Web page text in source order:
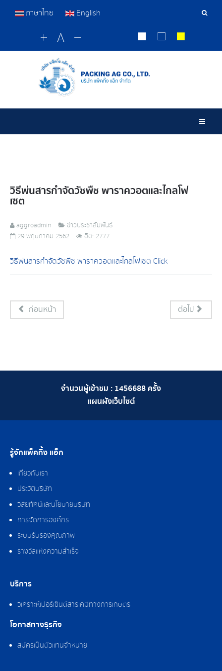
เครื่อ
ภาษาไทย English
วิธีพ่นสารกำจัดวัชพืช พาราควอตและไกลโฟ
เซต
aggroadmin
ข่าวประชาสัมพันธ์
29 พฤษภาคม 2562
ฮิต: 2777
วิธีพ่นสารกำจัดวัชพืช พาราควอตและไกลโฟเซต Click
ก่อนหน้า ต่อไป
จำนวนผู้เข้าชม : 1456688 ครั้ง
แผนผังเว็บไซต์
รู้จักแพ็คกิ้ง แอ็ก
เกี่ยวกับเรา
ประวัติบริษัท
วิสัยทัศน์และนโยบายบริษัท
การจัดการองค์กร
ระบบรับรองคุณภาพ
รางวัลแห่งความสำเร็จ
บริการ
วิเคราะห์เปอร์เซ็นต์สารเคมีทางการเกษตร
โอกาสทางธุรกิจ
สมัครเป็นตัวแทนจำหน่าย